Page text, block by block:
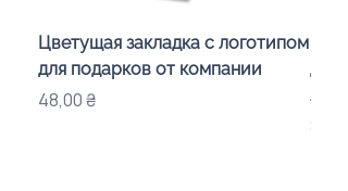
Цветущая закладка с логотипом
для подарков от компании
Цена
48,00 ₴
для
Цена